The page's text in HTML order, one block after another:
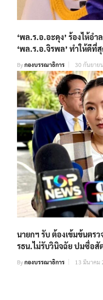
‘พล.ร.อ.อะดุง’ ร้องไห้อ
‘พล.ร.อ.จิรพล’ ทำให้ดีที่
Byกองบรรณาธิการ 30 กันยาย
นายกฯ รับ ต้องเข้มข้นตร
รธน.ไม่รับวินิจฉัย ปมซื่อสั
Byกองบรรณาธิการ 13 มีนาคม